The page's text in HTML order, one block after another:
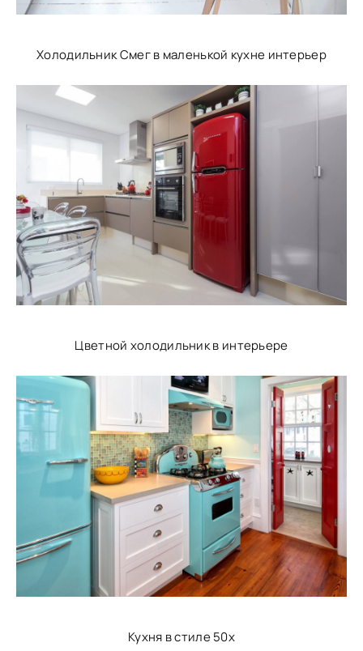
Холодильник Смег в маленькой кухне интерьер
Цветной холодильник в интерьере
Кухня в стиле 50х